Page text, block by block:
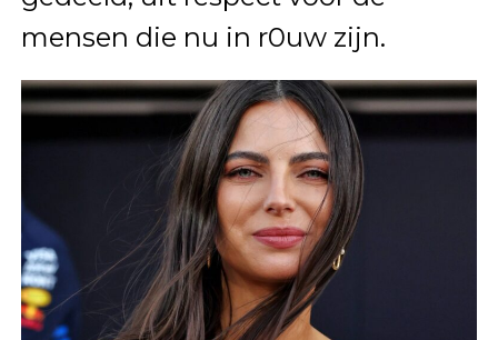
mensen die nu in r0uw zijn.